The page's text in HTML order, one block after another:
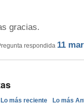
gracias.
respondida 11
Lo más reciente Lo más